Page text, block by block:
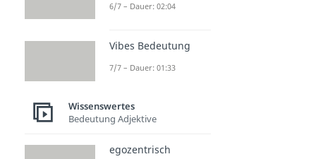
6/7 – Dauer: 02:04
Vibes Bedeutung
7/7 – Dauer: 01:33
Wissenswertes
Bedeutung Adjektive
egozentrisch